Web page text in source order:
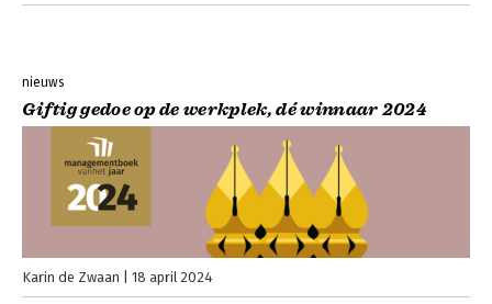
nieuws
Giftig gedoe op de werkplek, dé winnaar 2024
Karin de Zwaan 18 april 2024